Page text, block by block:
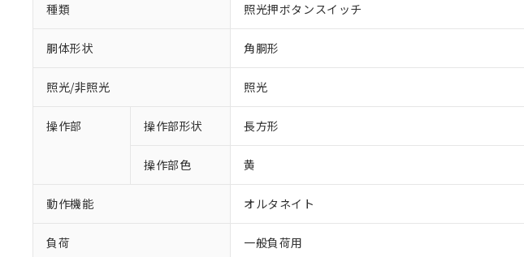
種類 照光押ボタンスイッチ
胴体形状 角胴形
照光/非照光 照光
操作部 操作部形状 長方形
操作部色 黄
動作機能 オルタネイト
負荷 一般負荷用